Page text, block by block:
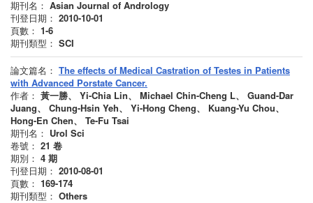
期刊名： Asian Journal of Andrology
刊登日期： 2010-10-01
頁數： 1-6
期刊類型： SCI
論文篇名： The effects of Medical Castration of Testes in Patients
with Advanced Porstate Cancer.
作者： 黃一勝、 Yi-Chia Lin、 Michael Chin-Cheng L、 Guand-Dar
Juang、 Chung-Hsin Yeh、 Yi-Hong Cheng、 Kuang-Yu Chou、
Hong-En Chen、 Te-Fu Tsai
期刊名： Urol Sci
卷號： 21 卷
期別： 4 期
刊登日期： 2010-08-01
頁數： 169-174
期刊類型： Others